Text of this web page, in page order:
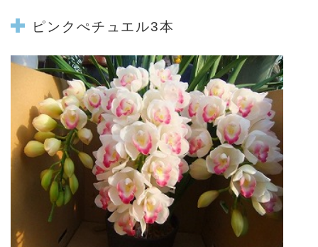
ピンク ぺチュエル3本